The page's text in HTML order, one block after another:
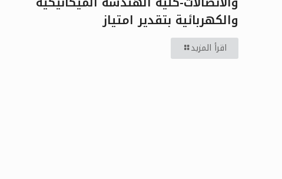
والكهربائية بتقدير امتياز
اقرأ المزيد